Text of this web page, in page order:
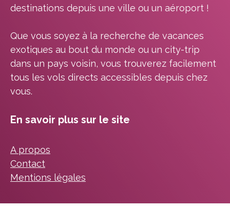
destinations depuis une ville ou un aéroport !
Que vous soyez à la recherche de vacances
exotiques au bout du monde ou un city-trip
dans un pays voisin, vous trouverez facilement
tous les vols directs accessibles depuis chez
vous.
En savoir plus sur le site
A propos
Contact
Mentions légales